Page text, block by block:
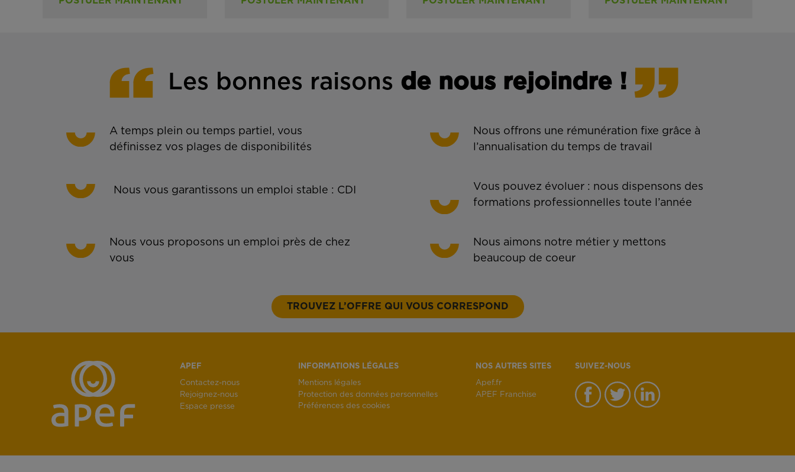
Les bonnes raisons de nous rejoindre !
A temps plein ou temps partiel, vous
définissez vos plages de disponibilités
Nous offrons une rémunération fixe grâce à
l’annualisation du temps de travail
Nous vous garantissons un emploi stable : CDI
Vous pouvez évoluer : nous dispensons des
formations professionnelles toute l’année
Nous vous proposons un emploi près de chez
vous
Nous aimons notre métier y mettons
beaucoup de coeur
TROUVEZ L’OFFRE QUI VOUS CORRESPOND
APEF
Contactez-nous
Rejoignez-nous
Espace presse
INFORMATIONS LÉGALES
Mentions légales
Protection des données personnelles
Préférences des cookies
NOS AUTRES SITES
Apef.fr
APEF Franchise
SUIVEZ-NOUS